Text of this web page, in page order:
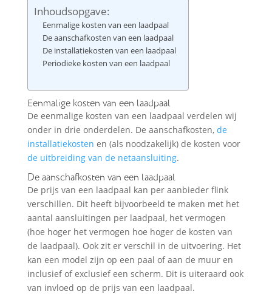
Inhoudsopgave:
Eenmalige kosten van een laadpaal
De aanschafkosten van een laadpaal
De installatiekosten van een laadpaal
Periodieke kosten van een laadpaal
Eenmalige kosten van een laadpaal
De eenmalige kosten van een laadpaal verdelen wij
onder in drie onderdelen. De aanschafkosten, de
installatiekosten en (als noodzakelijk) de kosten voor
de uitbreiding van de netaansluiting.
De aanschafkosten van een laadpaal
De prijs van een laadpaal kan per aanbieder flink
verschillen. Dit heeft bijvoorbeeld te maken met het
aantal aansluitingen per laadpaal, het vermogen
(hoe hoger het vermogen hoe hoger de kosten van
de laadpaal). Ook zit er verschil in de uitvoering. Het
kan een model zijn op een paal of aan de muur en
inclusief of exclusief een scherm. Dit is uiteraard ook
van invloed op de prijs van een laadpaal.